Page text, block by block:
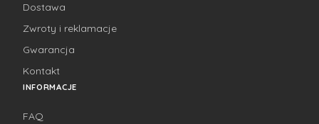
Dostawa
Zwroty i reklamacje
Gwarancja
Kontakt
INFORMACJE
FAQ